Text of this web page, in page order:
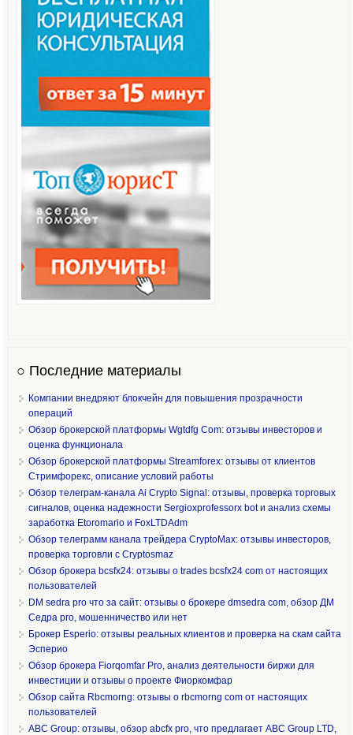
○ Последние материалы
Компании внедряют блокчейн для повышения прозрачности
операций
Обзор брокерской платформы Wgtdfg Com: отзывы инвесторов и
оценка функционала
Обзор брокерской платформы Streamforex: отзывы от клиентов
Стримфорекс, описание условий работы
Обзор телеграм-канала Ai Crypto Signal: отзывы, проверка торговых
сигналов, оценка надежности Sergioxprofessorx bot и анализ схемы
заработка Etoromario и FoxLTDAdm
Обзор телеграмм канала трейдера CryptoMax: отзывы инвесторов,
проверка торговли с Cryptosmaz
Обзор брокера bcsfx24: отзывы о trades bcsfx24 com от настоящих
пользователей
DM sedra pro что за сайт: отзывы о брокере dmsedra com, обзор ДМ
Седра pro, мошенничество или нет
Брокер Esperio: отзывы реальных клиентов и проверка на скам сайта
Эсперио
Обзор брокера Fiorqomfar Pro, анализ деятельности биржи для
инвестиции и отзывы о проекте Фиоркомфар
Обзор сайта Rbcmorng: отзывы о rbcmorng com от настоящих
пользователей
ABC Group: отзывы, обзор abcfx pro, что предлагает ABC Group LTD,